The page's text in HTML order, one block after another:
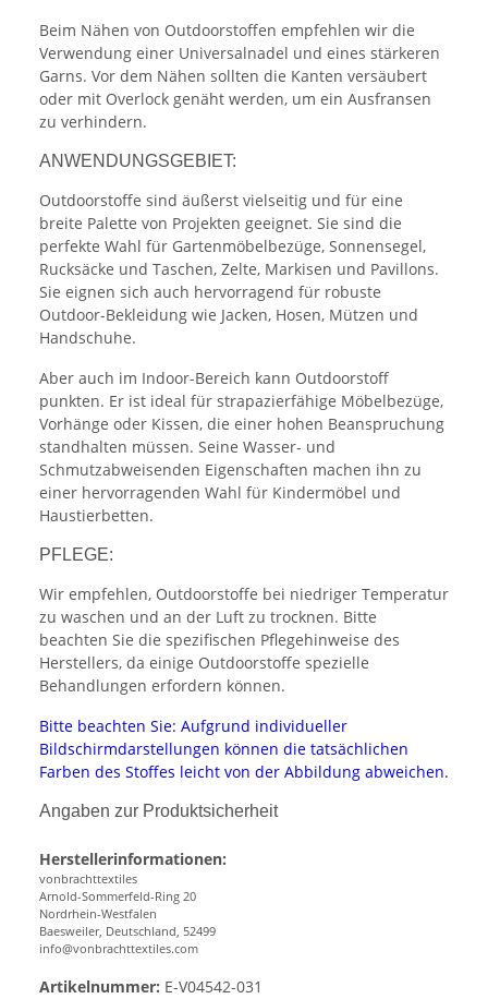
Beim Nähen von Outdoorstoffen empfehlen wir die
Verwendung einer Universalnadel und eines stärkeren
Garns. Vor dem Nähen sollten die Kanten versäubert
oder mit Overlock genäht werden, um ein Ausfransen
zu verhindern.
ANWENDUNGSGEBIET:
Outdoorstoffe sind äußerst vielseitig und für eine
breite Palette von Projekten geeignet. Sie sind die
perfekte Wahl für Gartenmöbelbezüge, Sonnensegel,
Rucksäcke und Taschen, Zelte, Markisen und Pavillons.
Sie eignen sich auch hervorragend für robuste
Outdoor-Bekleidung wie Jacken, Hosen, Mützen und
Handschuhe.
Aber auch im Indoor-Bereich kann Outdoorstoff
punkten. Er ist ideal für strapazierfähige Möbelbezüge,
Vorhänge oder Kissen, die einer hohen Beanspruchung
standhalten müssen. Seine Wasser- und
Schmutzabweisenden Eigenschaften machen ihn zu
einer hervorragenden Wahl für Kindermöbel und
Haustierbetten.
PFLEGE:
Wir empfehlen, Outdoorstoffe bei niedriger Temperatur
zu waschen und an der Luft zu trocknen. Bitte
beachten Sie die spezifischen Pflegehinweise des
Herstellers, da einige Outdoorstoffe spezielle
Behandlungen erfordern können.
Bitte beachten Sie: Aufgrund individueller
Bildschirmdarstellungen können die tatsächlichen
Farben des Stoffes leicht von der Abbildung abweichen.
Angaben zur Produktsicherheit
Herstellerinformationen:
vonbrachttextiles
Arnold-Sommerfeld-Ring 20
Nordrhein-Westfalen
Baesweiler, Deutschland, 52499
info@vonbrachttextiles.com
Artikelnummer: E-V04542-031